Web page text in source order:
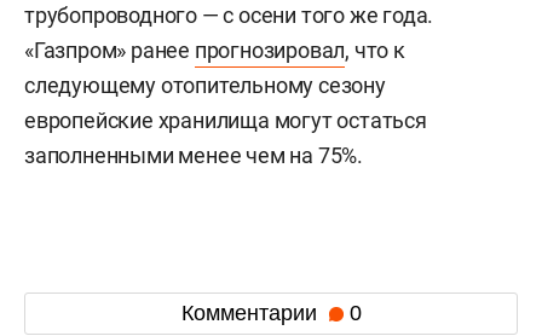
трубопроводного — с осени того же года.
«Газпром» ранее прогнозировал, что к
следующему отопительному сезону
европейские хранилища могут остаться
заполненными менее чем на 75%.
Комментарии 0